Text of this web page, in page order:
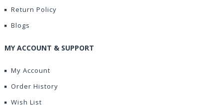
Return Policy
Blogs
MY ACCOUNT & SUPPORT
My Account
Order History
Wish List